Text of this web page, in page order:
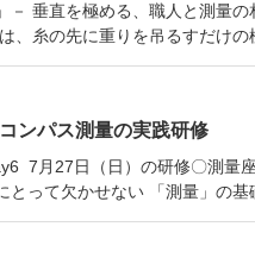
－ 垂直を極める、職人と測
、糸の先に重りを吊るすだけの
ンパス測量の実践研修
7月27日（日）の研修〇測量
とって欠かせない 「測量」の基